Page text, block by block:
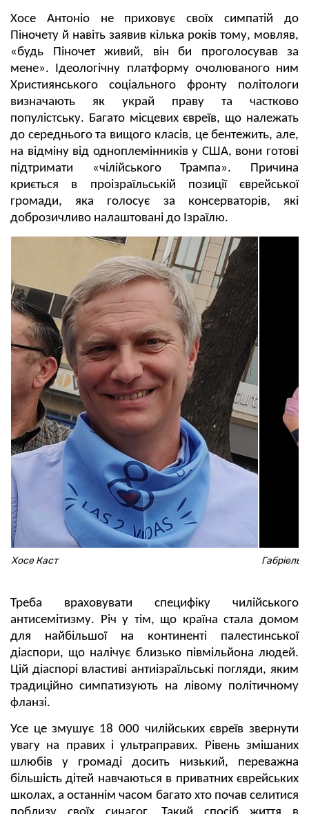
Хосе Антоніо не приховує своїх симпатій до
Піночету й навіть заявив кілька років тому, мовляв,
«будь Піночет живий, він би проголосував за
мене». Ідеологічну платформу очолюваного ним
Християнського соціального фронту політологи
визначають як украй праву та частково
популістську. Багато місцевих євреїв, що належать
до середнього та вищого класів, це бентежить, але,
на відміну від одноплемінників у США, вони готові
підтримати «чілійського Трампа». Причина
криється в проізраїльській позиції єврейської
громади, яка голосує за консерваторів, які
доброзичливо налаштовані до Ізраїлю.
Хосе Каст Габріель
Треба враховувати специфіку чилійського
антисемітизму. Річ у тім, що країна стала домом
для найбільшої на континенті палестинської
діаспори, що налічує близько півмільйона людей.
Цій діаспорі властиві антиізраїльські погляди, яким
традиційно симпатизують на лівому політичному
фланзі.
Усе це змушує 18 000 чилійських євреїв звернути
увагу на правих і ультраправих. Рівень змішаних
шлюбів у громаді досить низький, переважна
більшість дітей навчаються в приватних єврейських
школах, а останнім часом багато хто почав селитися